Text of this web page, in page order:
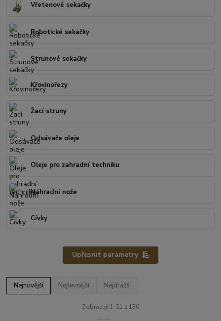
Vřetenové sekačky
Robotické sekačky
Strunové sekačky
Křovinořezy
Žací struny
Odsávače oleje
Oleje pro zahradní techniku
Náhradní nože
Cívky
Upřesnit parametry
Nejnovější Nejlevnější Nejdražší
Zobrazuji 1-21 z 130